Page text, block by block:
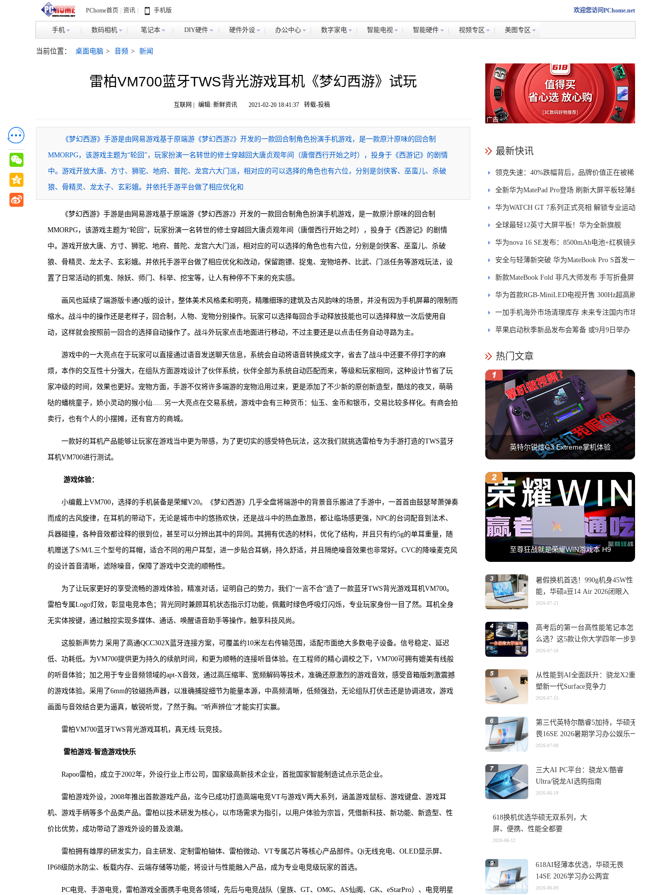
PChome首页 资讯 手机版 欢迎您访问PChome.net
手机 数码相机 笔记本 DIY硬件 硬件外设 办公中心 数字家电 智能电视 智能硬件 视频专区 美图专区
当前位置： 桌面电脑 > 音频 > 新闻
雷柏VM700蓝牙TWS背光游戏耳机《梦幻西游》试玩
互联网 | 编辑: 新鲜资讯 2021-02-20 18:41:37 转载-投稿
《梦幻西游》手游是由网易游戏基于原端游《梦幻西游2》开发的一款回合制角色扮演手机游戏，是一款原汁原味的回合制
MMORPG，该游戏主题为“轮回”，玩家扮演一名转世的修士穿越回大唐贞观年间（唐僧西行开始之时），投身于《西游记》的剧情
中。游戏开放大唐、方寸、狮驼、地府、普陀、龙宫六大门派，相对应的可以选择的角色也有六位，分别是剑侠客、巫蛮儿、杀破
狼、骨精灵、龙太子、玄彩娥。并依托手游平台做了相应优化和
《梦幻西游》手游是由网易游戏基于原端游《梦幻西游2》开发的一款回合制角色扮演手机游戏，是一款原汁原味的回合制
MMORPG，该游戏主题为“轮回”，玩家扮演一名转世的修士穿越回大唐贞观年间（唐僧西行开始之时），投身于《西游记》的剧情
中。游戏开放大唐、方寸、狮驼、地府、普陀、龙宫六大门派，相对应的可以选择的角色也有六位，分别是剑侠客、巫蛮儿、杀破
狼、骨精灵、龙太子、玄彩娥。并依托手游平台做了相应优化和改动，保留跑镖、捉鬼、宠物培养、比武、门派任务等游戏玩法，设
置了日常活动的抓鬼、除妖、师门、科举、挖宝等，让人有种停不下来的充实感。
画风也延续了端游版卡通Q版的设计，整体美术风格柔和明亮，精雕细琢的建筑及古风韵味的场景，并没有因为手机屏幕的限制而
缩水。战斗中的操作还是老样子，回合制，人物、宠物分别操作。玩家可以选择每回合手动释放技能也可以选择释放一次后使用自
动，这样就会按照前一回合的选择自动操作了。战斗外玩家点击地面进行移动，不过主要还是以点击任务自动寻路为主。
游戏中的一大亮点在于玩家可以直接通过语音发送聊天信息，系统会自动将语音转换成文字，省去了战斗中还要不停打字的麻
烦，本作的交互性十分强大，在组队方面游戏设计了伙伴系统，伙伴全部为系统自动匹配而来，等级和玩家相同，这种设计节省了玩
家冲级的时间，效果也更好。宠物方面，手游不仅将许多端游的宠物沿用过来，更是添加了不少新的原创新造型，酷炫的夜叉，萌萌
哒的蟠桃童子，娇小灵动的猴小仙......另一大亮点在交易系统，游戏中会有三种货币：仙玉、金币和银币，交易比较多样化。有商会拍
卖行，也有个人的小摆摊，还有官方的商城。
一款好的耳机产品能够让玩家在游戏当中更为带感，为了更切实的感受特色玩法，这次我们就挑选雷柏专为手游打造的TWS蓝牙
耳机VM700进行测试。
游戏体验：
小编戴上VM700，选择的手机装备是荣耀V20。《梦幻西游》几乎全盘将端游中的背景音乐搬进了手游中，一首首由鼓瑟琴萧弹奏
而成的古风旋律，在耳机的带动下，无论是城市中的悠扬欢快，还是战斗中的热血激昂，都让临场感更强，NPC的台词配音到法术、
兵器碰撞，各种音效都诠释的很到位，甚至可以分辨出其中的异同。其拥有优选的材料，优化了结构，并且只有约5g的单耳重量，随
机赠送了S/M/L三个型号的耳帽，适合不同的用户耳型，进一步贴合耳蜗，持久舒适，并且隔绝噪音效果也非常好。CVC的降噪麦克风
的设计首音清晰，滤除噪音，保障了游戏中交流的顺畅性。
为了让玩家更好的享受流畅的游戏体验，精准对话，证明自己的势力，我们“一言不合”造了一款蓝牙TWS背光游戏耳机VM700。
雷柏专属Logo灯效，彰显电竞本色；背光同时兼顾耳机状态指示灯功能，佩戴时绿色呼吸灯闪烁，专业玩家身份一目了然。耳机全身
无实体按键，通过触控实现多媒体、通话、唤醒语音助手等操作，触享科技风尚。
这股新声势力 采用了高通QCC302X蓝牙连接方案，可覆盖约10米左右传输范围，适配市面绝大多数电子设备。信号稳定、延迟
低、功耗低。为VM700提供更为持久的续航时间，和更为顺畅的连接听音体验。在工程师的精心调校之下，VM700可拥有媲美有线般
的听音体验；加之用于专业音频领域的apt-X音效，通过高压缩率、宽频解码等技术，准确还原激烈的游戏音效，感受音箱版刺激震撼
的游戏体验。采用了6mm的钕磁扬声器，以准确捕捉细节为能量本源，中高频清晰，低频强劲，无论组队打伏击还是协调进攻，游戏
画面与音效结合更为逼真，敏锐听觉，了然于胸。“听声辨位”才能实打实赢。
雷柏VM700蓝牙TWS背光游戏耳机，真无线·玩竞技。
雷柏游戏-智造游戏快乐
Rapoo雷柏，成立于2002年，外设行业上市公司，国家级高新技术企业，首批国家智能制造试点示范企业。
雷柏游戏外设，2008年推出首款游戏产品，迄今已成功打造高端电竞VT与游戏V两大系列，涵盖游戏鼠标、游戏键盘、游戏耳
机、游戏手柄等多个品类产品。雷柏以技术研发为核心，以市场需求为指引，以用户体验为宗旨，凭借新科技、新功能、新造型、性
价比优势，成功带动了游戏外设的普及浪潮。
雷柏拥有雄厚的研发实力，自主研发、定制雷柏轴体、雷柏微动、VT专属芯片等核心产品部件。Qi无线充电、OLED显示屏、
IP68级防水防尘、板载内存、云端存储等功能，将设计与性能融入产品，成为专业电竞级玩家的首选。
PC电竞、手游电竞，雷柏游戏全面携手电竞各领域，先后与电竞战队（皇族、GT、OMG、AS仙阁、GK、eStarPro）、电竞明星
最新快讯
领克失速：40%跌幅背后，品牌价值正在被稀
释
全新华为MatePad Pro登场 刷新大屏平板轻薄纪
录
华为WATCH GT 7系列正式亮相 解锁专业运动
新体验
全球最轻12英寸大屏平板！华为全新旗舰
MatePad Pro正式发布
华为nova 16 SE发布：8500mAh电池+红枫镜头
安全与轻薄新突破 华为MateBook Pro S首发一
区双像素技术防窥屏
新款MateBook Fold 非凡大师发布 手写折叠屏
引领PC交互新体验
华为首款RGB-MiniLED电视开售 300Hz超高刷
新率
一加手机海外市场清理库存 未来专注国内市场
苹果启动秋季新品发布会筹备 或9月9日举办
热门文章
英特尔锐炫G3 Extreme掌机体验
至尊狂战就是荣耀WIN游戏本 H9
暑假换机首选！990g机身45W性
能，华硕a豆14 Air 2026闭眼入
2026-07-21
高考后的第一台高性能笔记本怎
么选？这5款让你大学四年一步到
位
2026-07-16
从性能到AI全面跃升：骁龙X2重
塑新一代Surface竞争力
2026-07-15
第三代英特尔酷睿5加持，华硕无
畏16SE 2026暑期学习办公娱乐一
机搞定
2026-07-08
三大AI PC平台：骁龙X/酷睿
Ultra/锐龙AI选购指南
2026-06-19
618换机优选华硕无双系列，大
屏、便携、性能全都要
2026-06-12
618AI轻薄本优选，华硕无畏
14SE 2026学习办公两宜
2026-06-09